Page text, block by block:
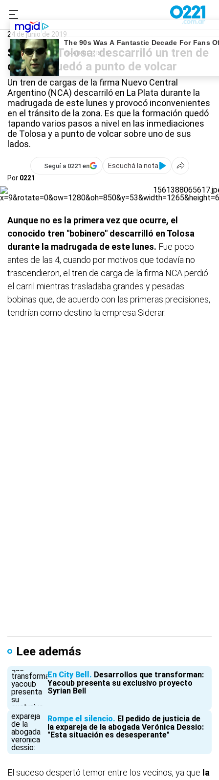
0221.com.ar
24 de junio de 2019
Susto en Tolosa: descarriló un tren de
carga y quedó a punto de volcar
Un tren de cargas de la firma Nuevo Central
Argentino (NCA) descarriló en La Plata durante la
madrugada de este lunes y provocó inconvenientes
en el tránsito de la zona. Es que la formación quedó
tapando varios pasos a nivel en las inmediaciones
de Tolosa y a punto de volcar sobre uno de sus
lados.
Seguí a 0221 en
Escuchá la nota
Por 0221
Aunque no es la primera vez que ocurre, el
conocido tren "bobinero" descarrilló en Tolosa
durante la madrugada de este lunes. Fue poco
antes de las 4, cuando por motivos que todavía no
trascendieron, el tren de carga de la firma NCA perdió
el carril mientras trasladaba grandes y pesadas
bobinas que, de acuerdo con las primeras precisiones,
tendrían como destino la empresa Siderar.
Lee además
En City Bell
Desarrollos que transforman:
Yacoub presenta su exclusivo proyecto
Syrian Bell
Rompe el silencio El pedido de justicia de
la expareja de la abogada Verónica Dessio:
"Esta situación es desesperante"
El suceso despertó temor entre los vecinos, ya que la